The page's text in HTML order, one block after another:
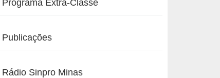
Programa Extra-Classe
Publicações
Rádio Sinpro Minas